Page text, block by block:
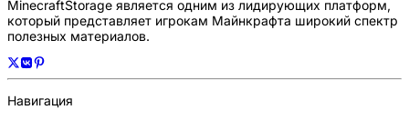
MinecraftStorage является одним из лидирующих платформ,
который представляет игрокам Майнкрафта широкий спектр
полезных материалов.
Навигация